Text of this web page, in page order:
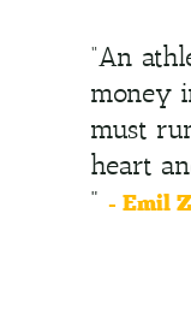
“An
money
must
heart
" - Emil